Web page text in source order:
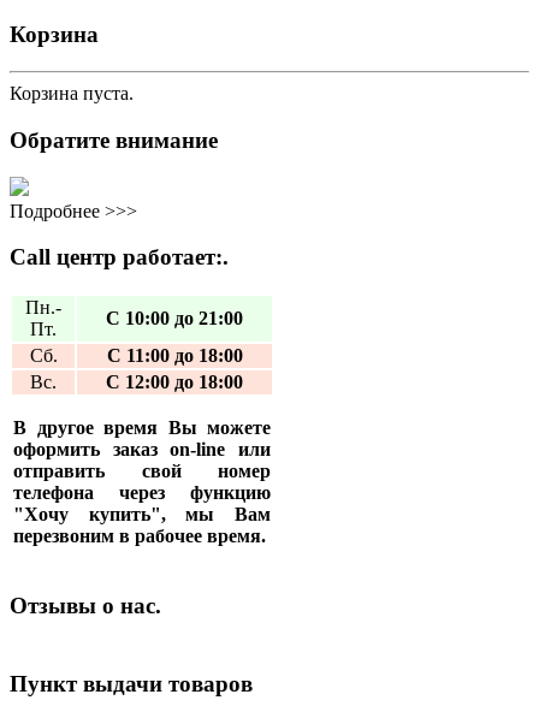
Корзина
Корзина пуста.
Обратите внимание
Подробнее >>>
Call центр работает:.
Пн.-
Пт.
С 10:00 до 21:00
Сб.
С 11:00 до 18:00
Вс.
С 12:00 до 18:00
В другое время Вы можете
оформить заказ on-line или
отправить свой номер
телефона через функцию
"Хочу купить", мы Вам
перезвоним в рабочее время.
Отзывы о нас.
Пункт выдачи товаров